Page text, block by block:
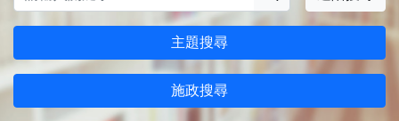
主題搜尋
施政搜尋